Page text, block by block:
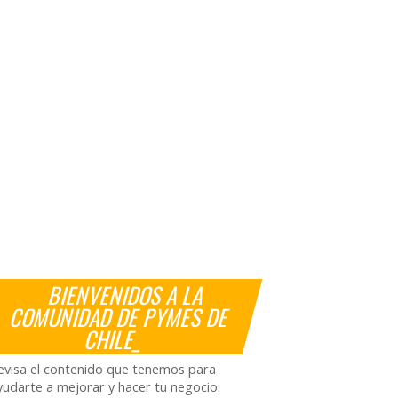
BIENVENIDOS A LA
COMUNIDAD DE PYMES DE
CHILE_
el contenido que tenemos para
a mejorar y hacer tu negocio.